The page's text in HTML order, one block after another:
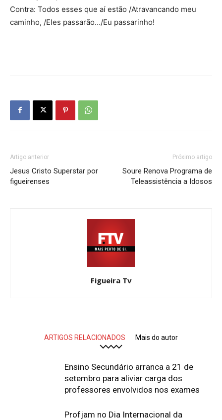
Contra: Todos esses que aí estão /Atravancando meu
caminho, /Eles passarão…/Eu passarinho!
Artigo anterior
Jesus Cristo Superstar por
figueirenses
Próximo artigo
Soure Renova Programa de
Teleassistência a Idosos
Figueira Tv
ARTIGOS RELACIONADOS Mais do autor
Ensino Secundário arranca a 21 de
setembro para aliviar carga dos
professores envolvidos nos exames
Profjam no Dia Internacional da